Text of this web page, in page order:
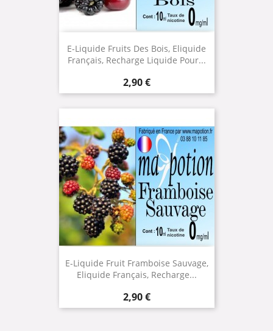
E-Liquide Fruits Des Bois, Eliquide
Français, Recharge Liquide Pour...
Prix
2,90 €
E-Liquide Fruit Framboise Sauvage,
Eliquide Français, Recharge...
Prix
2,90 €